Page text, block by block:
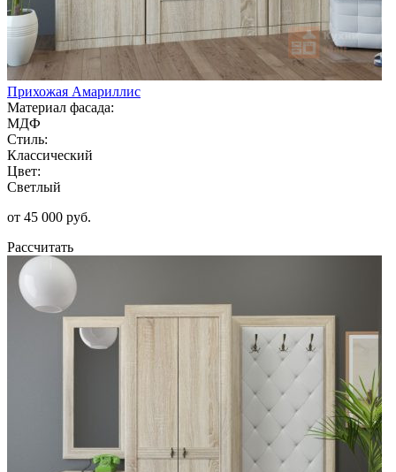
Прихожая Амариллис
Материал фасада:
МДФ
Стиль:
Классический
Цвет:
Светлый
от 45 000 руб.
Рассчитать